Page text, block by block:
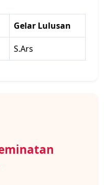
Gelar Lulusan
S.Ars